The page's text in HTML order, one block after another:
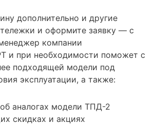
дополнительно и другие
и оформите заявку — с
компании
и при необходимости поможет с
подходящей модели под
эксплуатации, а также:
аналогах модели ТПД-2
скидках и акциях